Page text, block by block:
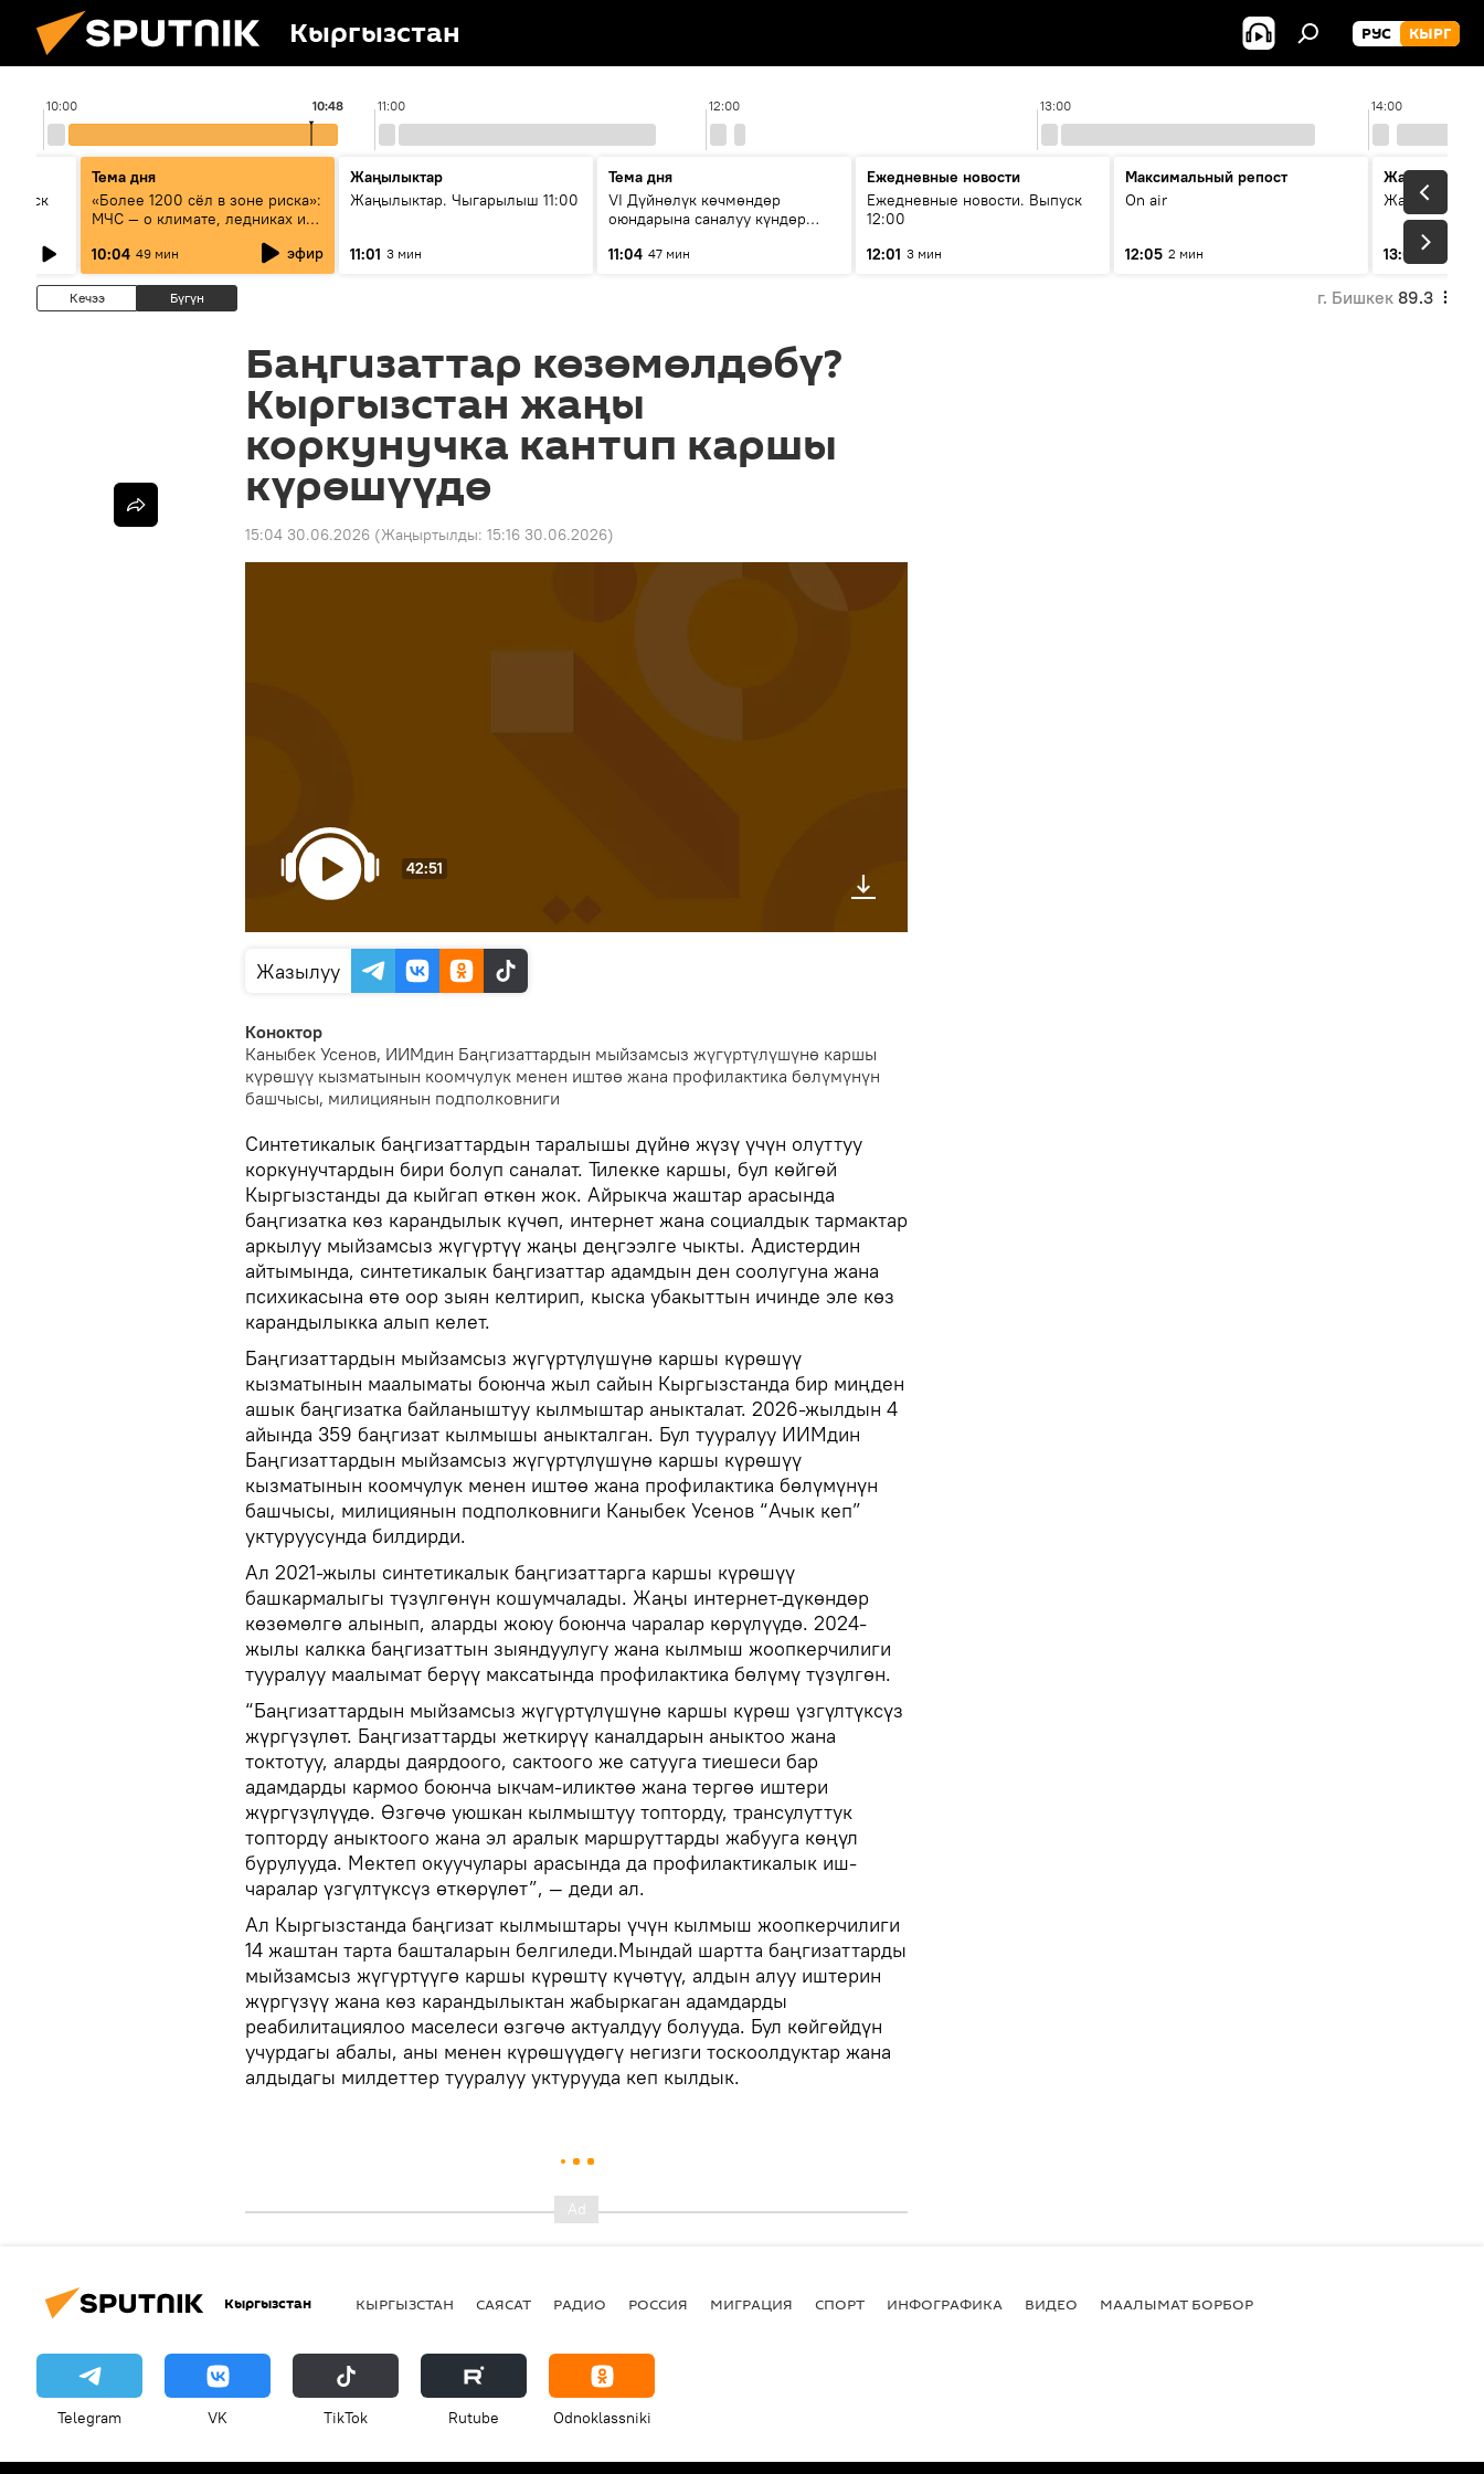
Кыргызстан РУС КЫРГ
10:00 11:00 12:00 13:00 14:00
10:48
Тема дня
«Более 1200 сёл в зоне риска»:
МЧС — о климате, ледниках и
населения
10:04 49 мин эфир
Жаңылыктар
Жаңылыктар. Чыгарылыш 11:00
11:01 3 мин
Тема дня
VI Дүйнөлүк көчмөндөр
оюндарына саналуу күндөр
этапка жетти?
11:04 47 мин
Ежедневные новости
Ежедневные новости. Выпуск
12:00
12:01 3 мин
Максимальный репост
On air
12:05 2 мин
Жаңылыктар
13:01 3 мин
Кечээ Бүгүн г. Бишкек 89.3
Баңгизаттар көзөмөлдөбү?
Кыргызстан жаңы
коркунучка кантип каршы
күрөшүүдө
15:04 30.06.2026 (Жаңыртылды: 15:16 30.06.2026)
42:51
Жазылуу
Коноктор
Каныбек Усенов, ИИМдин Баңгизаттардын мыйзамсыз жүгүртүлүшүнө каршы
күрөшүү кызматынын коомчулук менен иштөө жана профилактика бөлүмүнүн
башчысы, милициянын подполковниги
Синтетикалык баңгизаттардын таралышы дүйнө жүзү үчүн олуттуу
коркунучтардын бири болуп саналат. Тилекке каршы, бул көйгөй
Кыргызстанды да кыйгап өткөн жок. Айрыкча жаштар арасында
баңгизатка көз карандылык күчөп, интернет жана социалдык тармактар
аркылуу мыйзамсыз жүгүртүү жаңы деңгээлге чыкты. Адистердин
айтымында, синтетикалык баңгизаттар адамдын ден соолугуна жана
психикасына өтө оор зыян келтирип, кыска убакыттын ичинде эле көз
карандылыкка алып келет.
Баңгизаттардын мыйзамсыз жүгүртүлүшүнө каршы күрөшүү
кызматынын маалыматы боюнча жыл сайын Кыргызстанда бир миңден
ашык баңгизатка байланыштуу кылмыштар аныкталат. 2026-жылдын 4
айында 359 баңгизат кылмышы аныкталган. Бул тууралуу ИИМдин
Баңгизаттардын мыйзамсыз жүгүртүлүшүнө каршы күрөшүү
кызматынын коомчулук менен иштөө жана профилактика бөлүмүнүн
башчысы, милициянын подполковниги Каныбек Усенов “Ачык кеп”
уктуруусунда билдирди.
Ал 2021-жылы синтетикалык баңгизаттарга каршы күрөшүү
башкармалыгы түзүлгөнүн кошумчалады. Жаңы интернет-дүкөндөр
көзөмөлгө алынып, аларды жоюу боюнча чаралар көрүлүүдө. 2024-
жылы калкка баңгизаттын зыяндуулугу жана кылмыш жоопкерчилиги
тууралуу маалымат берүү максатында профилактика бөлүмү түзүлгөн.
“Баңгизаттардын мыйзамсыз жүгүртүлүшүнө каршы күрөш үзгүлтүксүз
жүргүзүлөт. Баңгизаттарды жеткирүү каналдарын аныктоо жана
токтотуу, аларды даярдоого, сактоого же сатууга тиешеси бар
адамдарды кармоо боюнча ыкчам-иликтөө жана тергөө иштери
жүргүзүлүүдө. Өзгөчө уюшкан кылмыштуу топторду, трансулуттук
топторду аныктоого жана эл аралык маршруттарды жабууга көңүл
бурулууда. Мектеп окуучулары арасында да профилактикалык иш-
чаралар үзгүлтүксүз өткөрүлөт”, — деди ал.
Ал Кыргызстанда баңгизат кылмыштары үчүн кылмыш жоопкерчилиги
14 жаштан тарта башталарын белгиледи.Мындай шартта баңгизаттарды
мыйзамсыз жүгүртүүгө каршы күрөштү күчөтүү, алдын алуу иштерин
жүргүзүү жана көз карандылыктан жабыркаган адамдарды
реабилитациялоо маселеси өзгөчө актуалдуу болууда. Бул көйгөйдүн
учурдагы абалы, аны менен күрөшүүдөгү негизги тоскоолдуктар жана
алдыдагы милдеттер тууралуу уктурууда кеп кылдык.
Кыргызстан КЫРГЫЗСТАН САЯСАТ РАДИО РОССИЯ МИГРАЦИЯ СПОРТ ИНФОГРАФИКА ВИДЕО МААЛЫМАТ БОРБОР
Telegram VK ТikТоk Rutube Odnoklassniki